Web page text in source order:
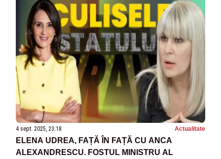
4 sept. 2025, 23:18 Actualitate
ELENA UDREA, FAȚĂ ÎN FAȚĂ CU ANCA
ALEXANDRESCU. FOSTUL MINISTRU AL